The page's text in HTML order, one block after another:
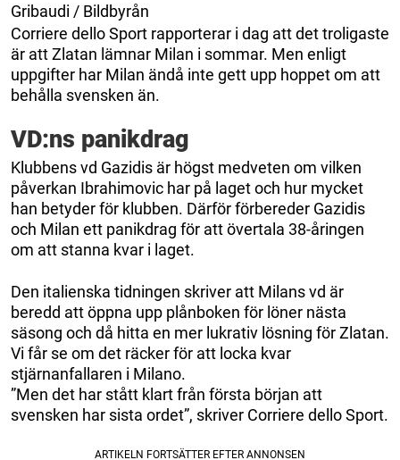
Gribaudi / Bildbyrån
Corriere dello Sport rapporterar i dag att det troligaste
är att Zlatan lämnar Milan i sommar. Men enligt
uppgifter har Milan ändå inte gett upp hoppet om att
behålla svensken än.
VD:ns panikdrag
Klubbens vd Gazidis är högst medveten om vilken
påverkan Ibrahimovic har på laget och hur mycket
han betyder för klubben. Därför förbereder Gazidis
och Milan ett panikdrag för att övertala 38-åringen
om att stanna kvar i laget.
Den italienska tidningen skriver att Milans vd är
beredd att öppna upp plånboken för löner nästa
säsong och då hitta en mer lukrativ lösning för Zlatan.
Vi får se om det räcker för att locka kvar
stjärnanfallaren i Milano.
”Men det har stått klart från första början att
svensken har sista ordet”, skriver Corriere dello Sport.